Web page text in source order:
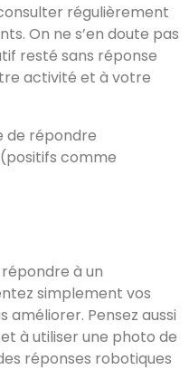
régulièrement
On ne s’en doute pas
resté sans réponse
activité et à votre
de répondre
comme
à un
simplement vos
Pensez aussi
à utiliser une photo de
réponses robotiques